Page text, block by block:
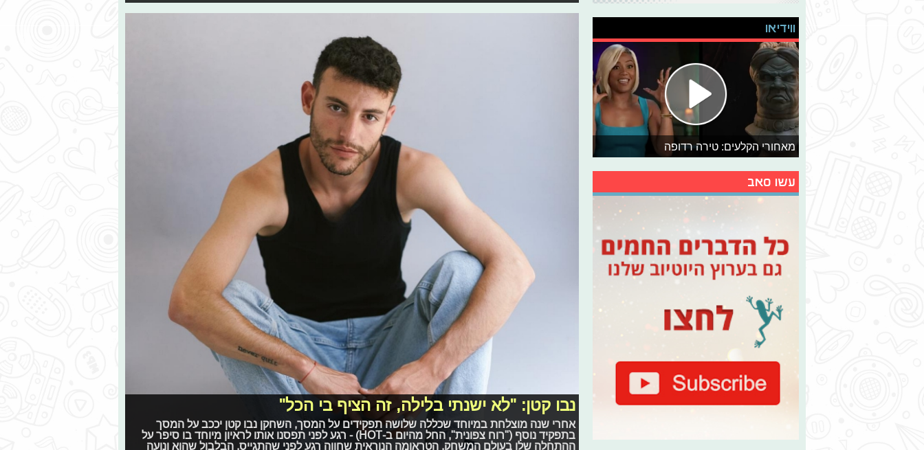
נבו קטן: "לא ישנתי בלילה, זה הציף בי הכל"
אחרי שנה מוצלחת במיוחד שכללה שלושה תפקידים על המסך, השחקן נבו קטן יככב על המסך
בתפקיד נוסף ("רוח צפונית", החל מהיום ב-HOT) - רגע לפני תפסנו אותו לראיון מיוחד בו סיפר על
ההתחלה שלו בעולם המשחק, הטראומה הנוראית שחווה רגע לפני שהתגייס, הבלבול שהוא ונועה
ווידיאו
מאחורי הקלעים: טירה רדופה
עשו סאב